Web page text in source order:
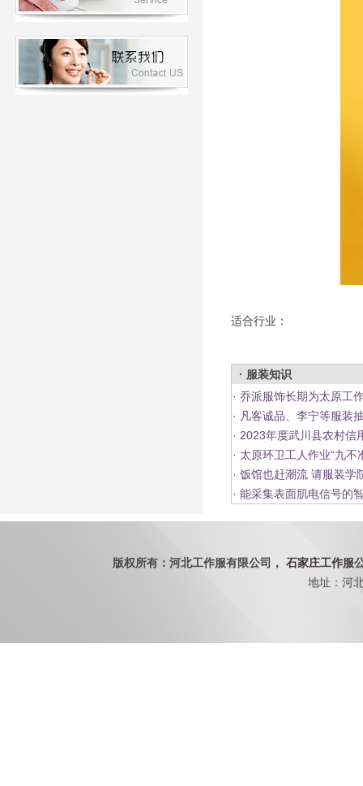
适合行业：
· 服装知识
· 乔派服饰长期为太原工
· 凡客诚品、李宁等服装
· 2023年度武川县农村信
· 太原环卫工人作业“九不
· 饭馆也赶潮流 请服装学
· 能采集表面肌电信号的
版权所有：河北工作服有限公司， 石家庄工作服
地址：河